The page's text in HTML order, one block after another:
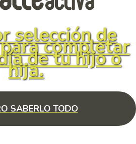
selección de
completar
de tu hijo o
hija.
SABERLO TODO